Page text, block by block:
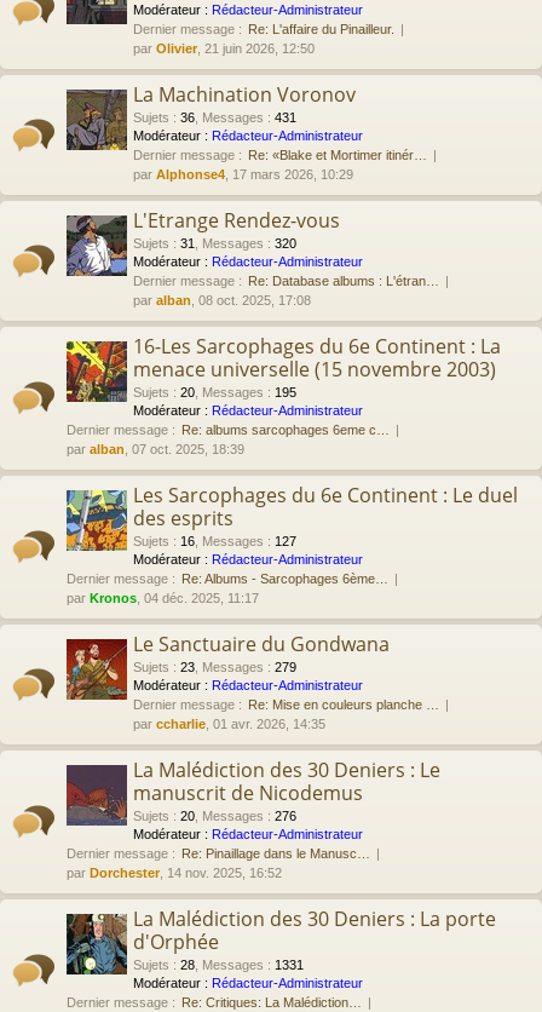
Modérateur : Rédacteur-Administrateur
Dernier message : Re: L'affaire du Pinailleur.
par Olivier , 21 juin 2026, 12:50
La Machination Voronov
Sujets : 36 Messages : 431
Modérateur : Rédacteur-Administrateur
Dernier message : Re: «Blake et Mortimer itinér…
par Alphonse4 , 17 mars 2026, 10:29
L'Etrange Rendez-vous
Sujets : 31 Messages : 320
Modérateur : Rédacteur-Administrateur
Dernier message : Re: Database albums : L'étran…
par alban , 08 oct. 2025, 17:08
16-Les Sarcophages du 6e Continent : La
menace universelle (15 novembre 2003)
Sujets : 20 Messages : 195
Modérateur : Rédacteur-Administrateur
Dernier message : Re: albums sarcophages 6eme c…
par alban , 07 oct. 2025, 18:39
Les Sarcophages du 6e Continent : Le duel
des esprits
Sujets : 16 Messages : 127
Modérateur : Rédacteur-Administrateur
Dernier message : Re: Albums - Sarcophages 6ème…
par Kronos , 04 déc. 2025, 11:17
Le Sanctuaire du Gondwana
Sujets : 23 Messages : 279
Modérateur : Rédacteur-Administrateur
Dernier message : Re: Mise en couleurs planche …
par ccharlie , 01 avr. 2026, 14:35
La Malédiction des 30 Deniers : Le
manuscrit de Nicodemus
Sujets : 20 Messages : 276
Modérateur : Rédacteur-Administrateur
Dernier message : Re: Pinaillage dans le Manusc…
par Dorchester , 14 nov. 2025, 16:52
La Malédiction des 30 Deniers : La porte
d'Orphée
Sujets : 28 Messages : 1331
Modérateur : Rédacteur-Administrateur
Dernier message : Re: Critiques: La Malédiction…